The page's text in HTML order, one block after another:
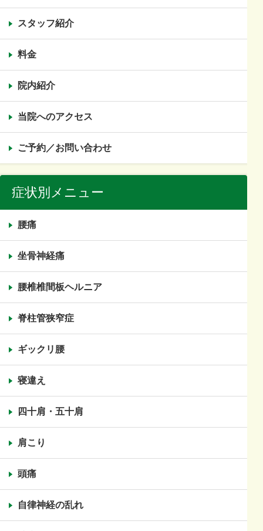
スタッフ紹介
料金
院内紹介
当院へのアクセス
ご予約／お問い合わせ
症状別メニュー
腰痛
坐骨神経痛
腰椎椎間板ヘルニア
脊柱管狭窄症
ギックリ腰
寝違え
四十肩・五十肩
肩こり
頭痛
自律神経の乱れ